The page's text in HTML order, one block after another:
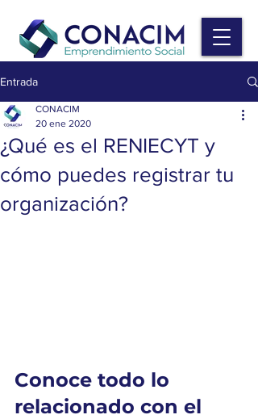
Entrada
¿Qué es el RENIECYT y
cómo puedes registrar tu
organización?
CONACIM
20 ene 2020
Conoce todo lo
relacionado con el